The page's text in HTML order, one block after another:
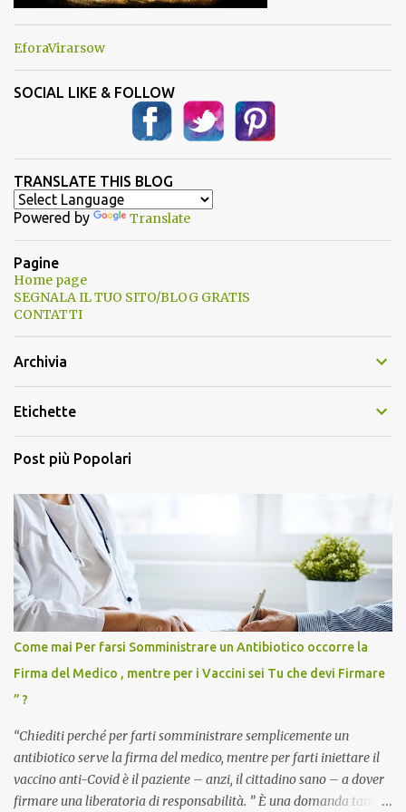
EforaVirarsow
SOCIAL LIKE & FOLLOW
TRANSLATE THIS BLOG
Powered by Translate
Pagine
Home page
SEGNALA IL TUO SITO/BLOG GRATIS
CONTATTI
Archivia
Etichette
Post più Popolari
Come mai Per farsi Somministrare un Antibiotico occorre la
Firma del Medico , mentre per i Vaccini sei Tu che devi Firmare
” ?
“Chiediti perché per farti somministrare semplicemente un
antibiotico serve la firma del medico, mentre per farti iniettare il
vaccino anti-Covid è il paziente – anzi, il cittadino sano – a dover
firmare una liberatoria di responsabilità. ” È una domanda tanto